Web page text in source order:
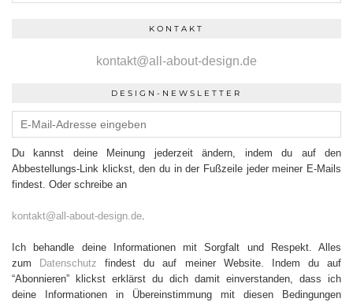
KONTAKT
kontakt@all-about-design.de
DESIGN-NEWSLETTER
Du kannst deine Meinung jederzeit ändern, indem du auf den
Abbestellungs-Link klickst, den du in der Fußzeile jeder meiner E-Mails
findest. Oder schreibe an
kontakt@all-about-design.de.
Ich behandle deine Informationen mit Sorgfalt und Respekt. Alles
zum
Datenschutz findest du auf meiner Website. Indem du auf
“Abonnieren” klickst erklärst du dich damit einverstanden, dass ich
deine Informationen in Übereinstimmung mit diesen Bedingungen